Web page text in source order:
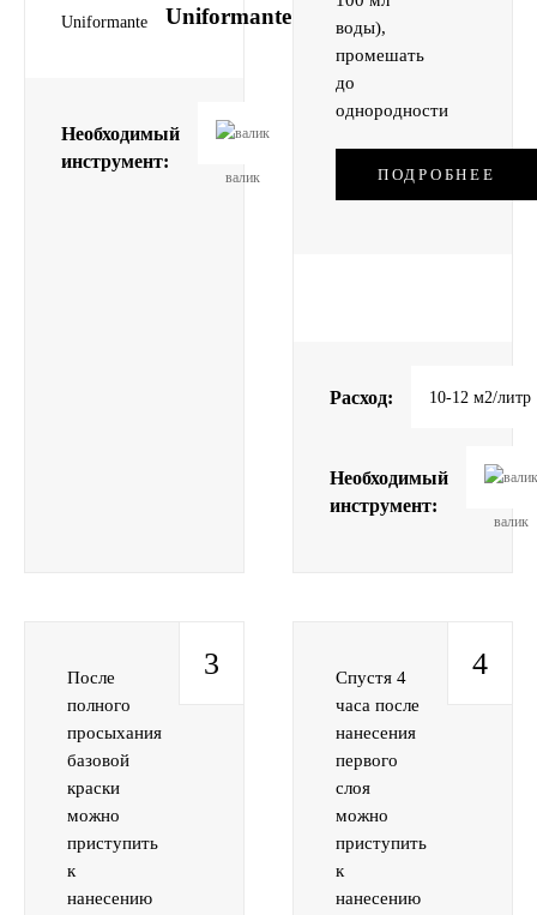
Uniformante
Необходимый
инструмент:
валик
воды),
промешать
до
однородности
ПОДРОБНЕЕ
Расход: 10-12 м2/литр
Необходимый
инструмент:
валик
После
полного
просыхания
базовой
краски
можно
приступить
к
нанесению
3
Спустя 4
часа после
нанесения
первого
слоя
можно
приступить
к
нанесению
4